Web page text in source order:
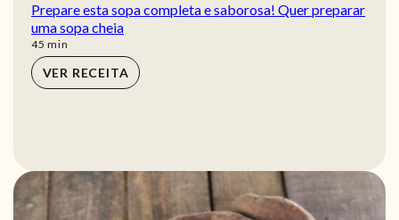
Prepare esta sopa completa e saborosa! Quer preparar
uma sopa cheia
45 min
min
VER RECEITA